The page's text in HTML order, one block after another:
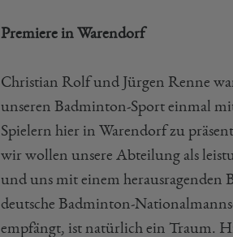
Premiere in Warendorf
Christian Rolf und Jürgen Renne
unseren Badminton-Sport einmal
Spielern hier in Warendorf zu
wir wollen unsere Abteilung als
und uns mit einem herausragenden
deutsche Badminton-
empfängt, ist natürlich ein Traum.